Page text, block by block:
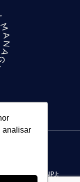
analisar
LTDA. | CNPJ: